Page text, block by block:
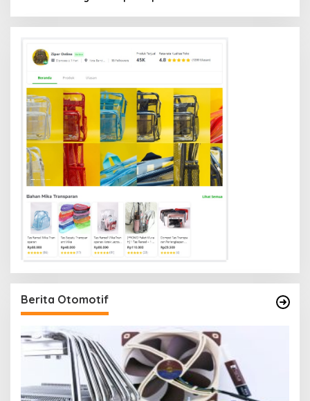
Berita Otomotif